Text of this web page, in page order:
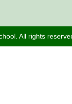
All rights